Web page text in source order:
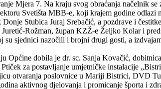
Mjera 7. Na kraju svog obraćanja načelnik
Svetišta MBB-e, koji krajem godine odlazi
Stubica Juraj Srebačić, a pozdrave i
Rožman, župan KZŽ-e Željko Kolar i
sjednici nazočili i brojni drugi gosti, a
dobila je dr. sc. Sanja Kovačić,
za postavljanje umjetničke instalacije
otvaranja poslovnice u Mariji Bistrici, DVD
aktivnog djelovanja i promicanje športa i